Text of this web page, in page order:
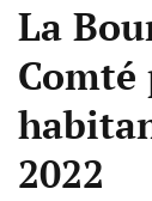
La
Comté
2022